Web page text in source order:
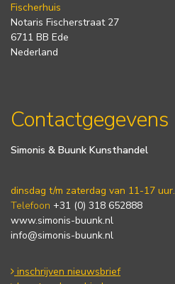
Fischerhuis
Notaris Fischerstraat 27
6711 BB Ede
Nederland
Contactgegevens
Simonis & Buunk Kunsthandel
dinsdag t/m zaterdag van 11-17 uur.
Telefoon +31 (0) 318 652888
www.simonis-buunk.nl
info@simonis-buunk.nl
inschrijven nieuwsbrief